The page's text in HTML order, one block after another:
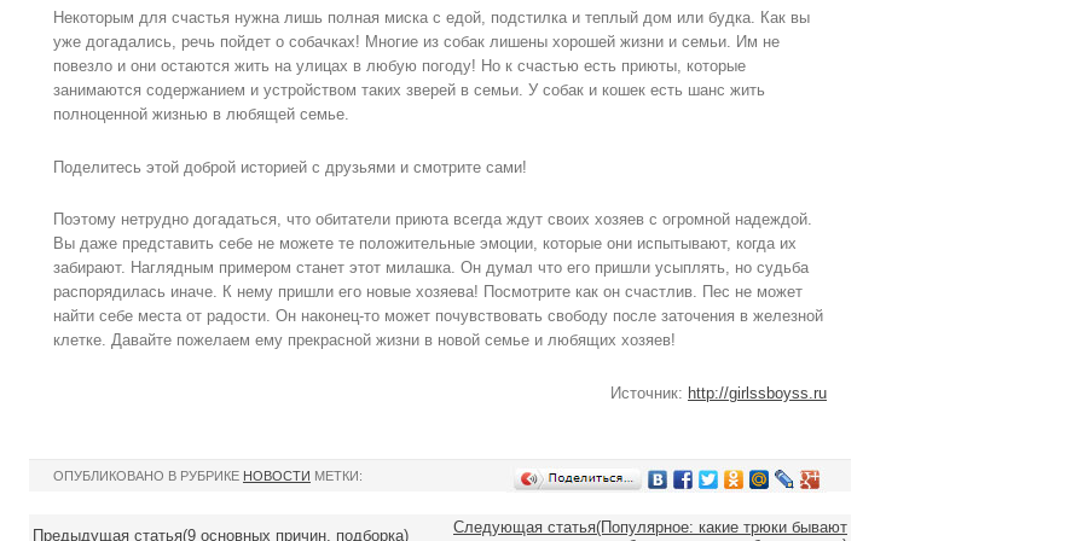
Некоторым для счастья нужна лишь полная миска с едой, подстилка и теплый дом или будка. Как вы
уже догадались, речь пойдет о собачках! Многие из собак лишены хорошей жизни и семьи. Им не
повезло и они остаются жить на улицах в любую погоду! Но к счастью есть приюты, которые
занимаются содержанием и устройством таких зверей в семьи. У собак и кошек есть шанс жить
полноценной жизнью в любящей семье.
Поделитесь этой доброй историей с друзьями и смотрите сами!
Поэтому нетрудно догадаться, что обитатели приюта всегда ждут своих хозяев с огромной надеждой.
Вы даже представить себе не можете те положительные эмоции, которые они испытывают, когда их
забирают. Наглядным примером станет этот милашка. Он думал что его пришли усыплять, но судьба
распорядилась иначе. К нему пришли его новые хозяева! Посмотрите как он счастлив. Пес не может
найти себе места от радости. Он наконец-то может почувствовать свободу после заточения в железной
клетке. Давайте пожелаем ему прекрасной жизни в новой семье и любящих хозяев!
Источник: http://girlssboyss.ru
ОПУБЛИКОВАНО В РУБРИКЕ НОВОСТИ МЕТКИ:
Предыдущая статья(9 основных причин, подборка)
Следующая статья(Популярное: какие трюки бывают